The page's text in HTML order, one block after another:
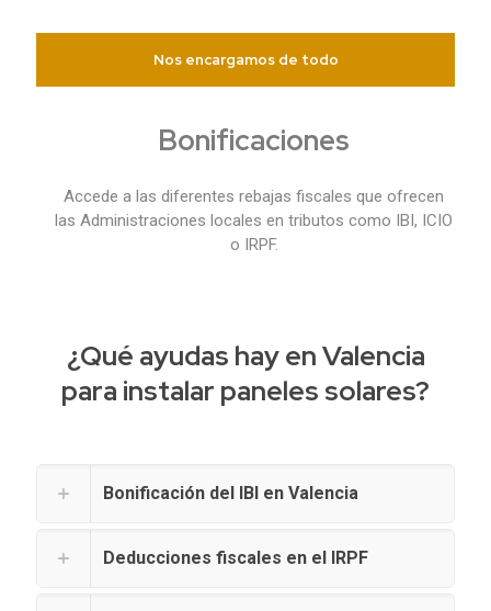
Nos encargamos de todo
Bonificaciones
Accede a las diferentes rebajas fiscales que ofrecen
las Administraciones locales en tributos como IBI, ICIO
o IRPF.
¿Qué ayudas hay en Valencia
para instalar paneles solares?
Bonificación del IBI en Valencia
Deducciones fiscales en el IRPF